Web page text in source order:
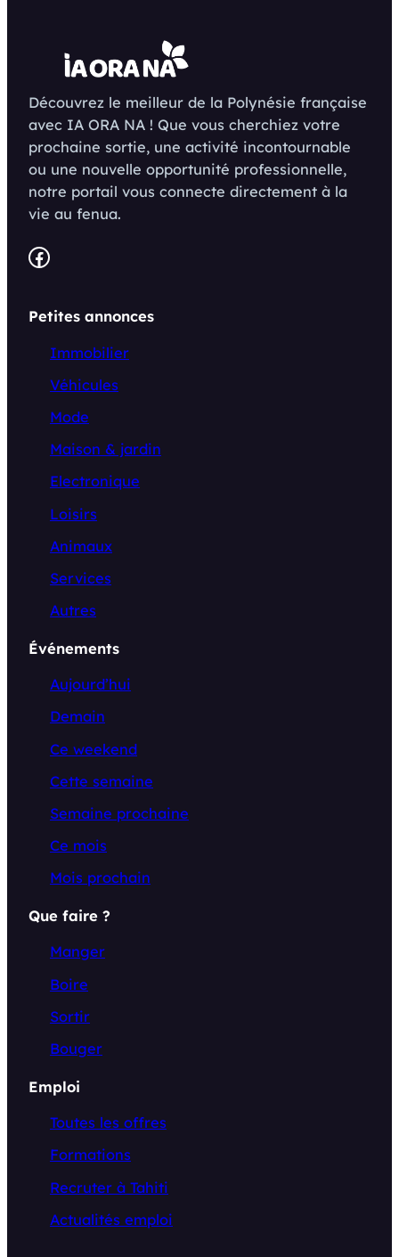
Découvrez le meilleur de la Polynésie française
avec IA ORA NA ! Que vous cherchiez votre
prochaine sortie, une activité incontournable
ou une nouvelle opportunité professionnelle,
notre portail vous connecte directement à la
vie au fenua.
Facebook
Petites annonces
Immobilier
Véhicules
Mode
Maison & jardin
Electronique
Loisirs
Animaux
Services
Autres
Événements
Aujourd’hui
Demain
Ce weekend
Cette semaine
Semaine prochaine
Ce mois
Mois prochain
Que faire ?
Manger
Boire
Sortir
Bouger
Emploi
Toutes les offres
Formations
Recruter à Tahiti
Actualités emploi